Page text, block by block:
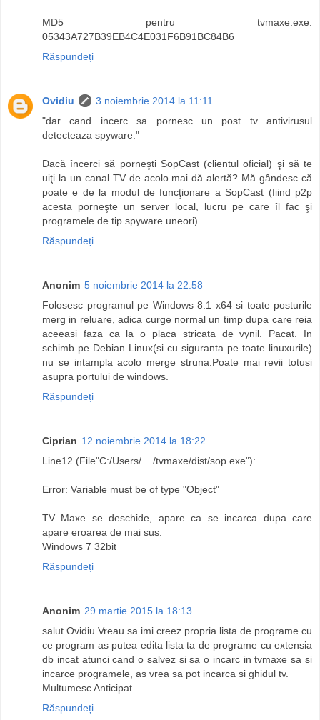
MD5 pentru tvmaxe.exe:
05343A727B39EB4C4E031F6B91BC84B6
Răspundeți
Ovidiu
3 noiembrie 2014 la 11:11
"dar cand incerc sa pornesc un post tv antivirusul
detecteaza spyware."
Dacă încerci să porneşti SopCast (clientul oficial) şi să te
uiţi la un canal TV de acolo mai dă alertă? Mă gândesc că
poate e de la modul de funcţionare a SopCast (fiind p2p
acesta porneşte un server local, lucru pe care îl fac şi
programele de tip spyware uneori).
Răspundeți
Anonim 5 noiembrie 2014 la 22:58
Folosesc programul pe Windows 8.1 x64 si toate posturile
merg in reluare, adica curge normal un timp dupa care reia
aceeasi faza ca la o placa stricata de vynil. Pacat. In
schimb pe Debian Linux(si cu siguranta pe toate linuxurile)
nu se intampla acolo merge struna.Poate mai revii totusi
asupra portului de windows.
Răspundeți
Ciprian 12 noiembrie 2014 la 18:22
Line12 (File"C:/Users/..../tvmaxe/dist/sop.exe"):
Error: Variable must be of type "Object"
TV Maxe se deschide, apare ca se incarca dupa care
apare eroarea de mai sus.
Windows 7 32bit
Răspundeți
Anonim 29 martie 2015 la 18:13
salut Ovidiu Vreau sa imi creez propria lista de programe cu
ce program as putea edita lista ta de programe cu extensia
db incat atunci cand o salvez si sa o incarc in tvmaxe sa si
incarce programele, as vrea sa pot incarca si ghidul tv.
Multumesc Anticipat
Răspundeți